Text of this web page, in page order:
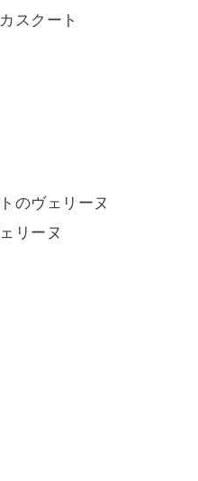
スクート
のヴェリーヌ
ェリーヌ